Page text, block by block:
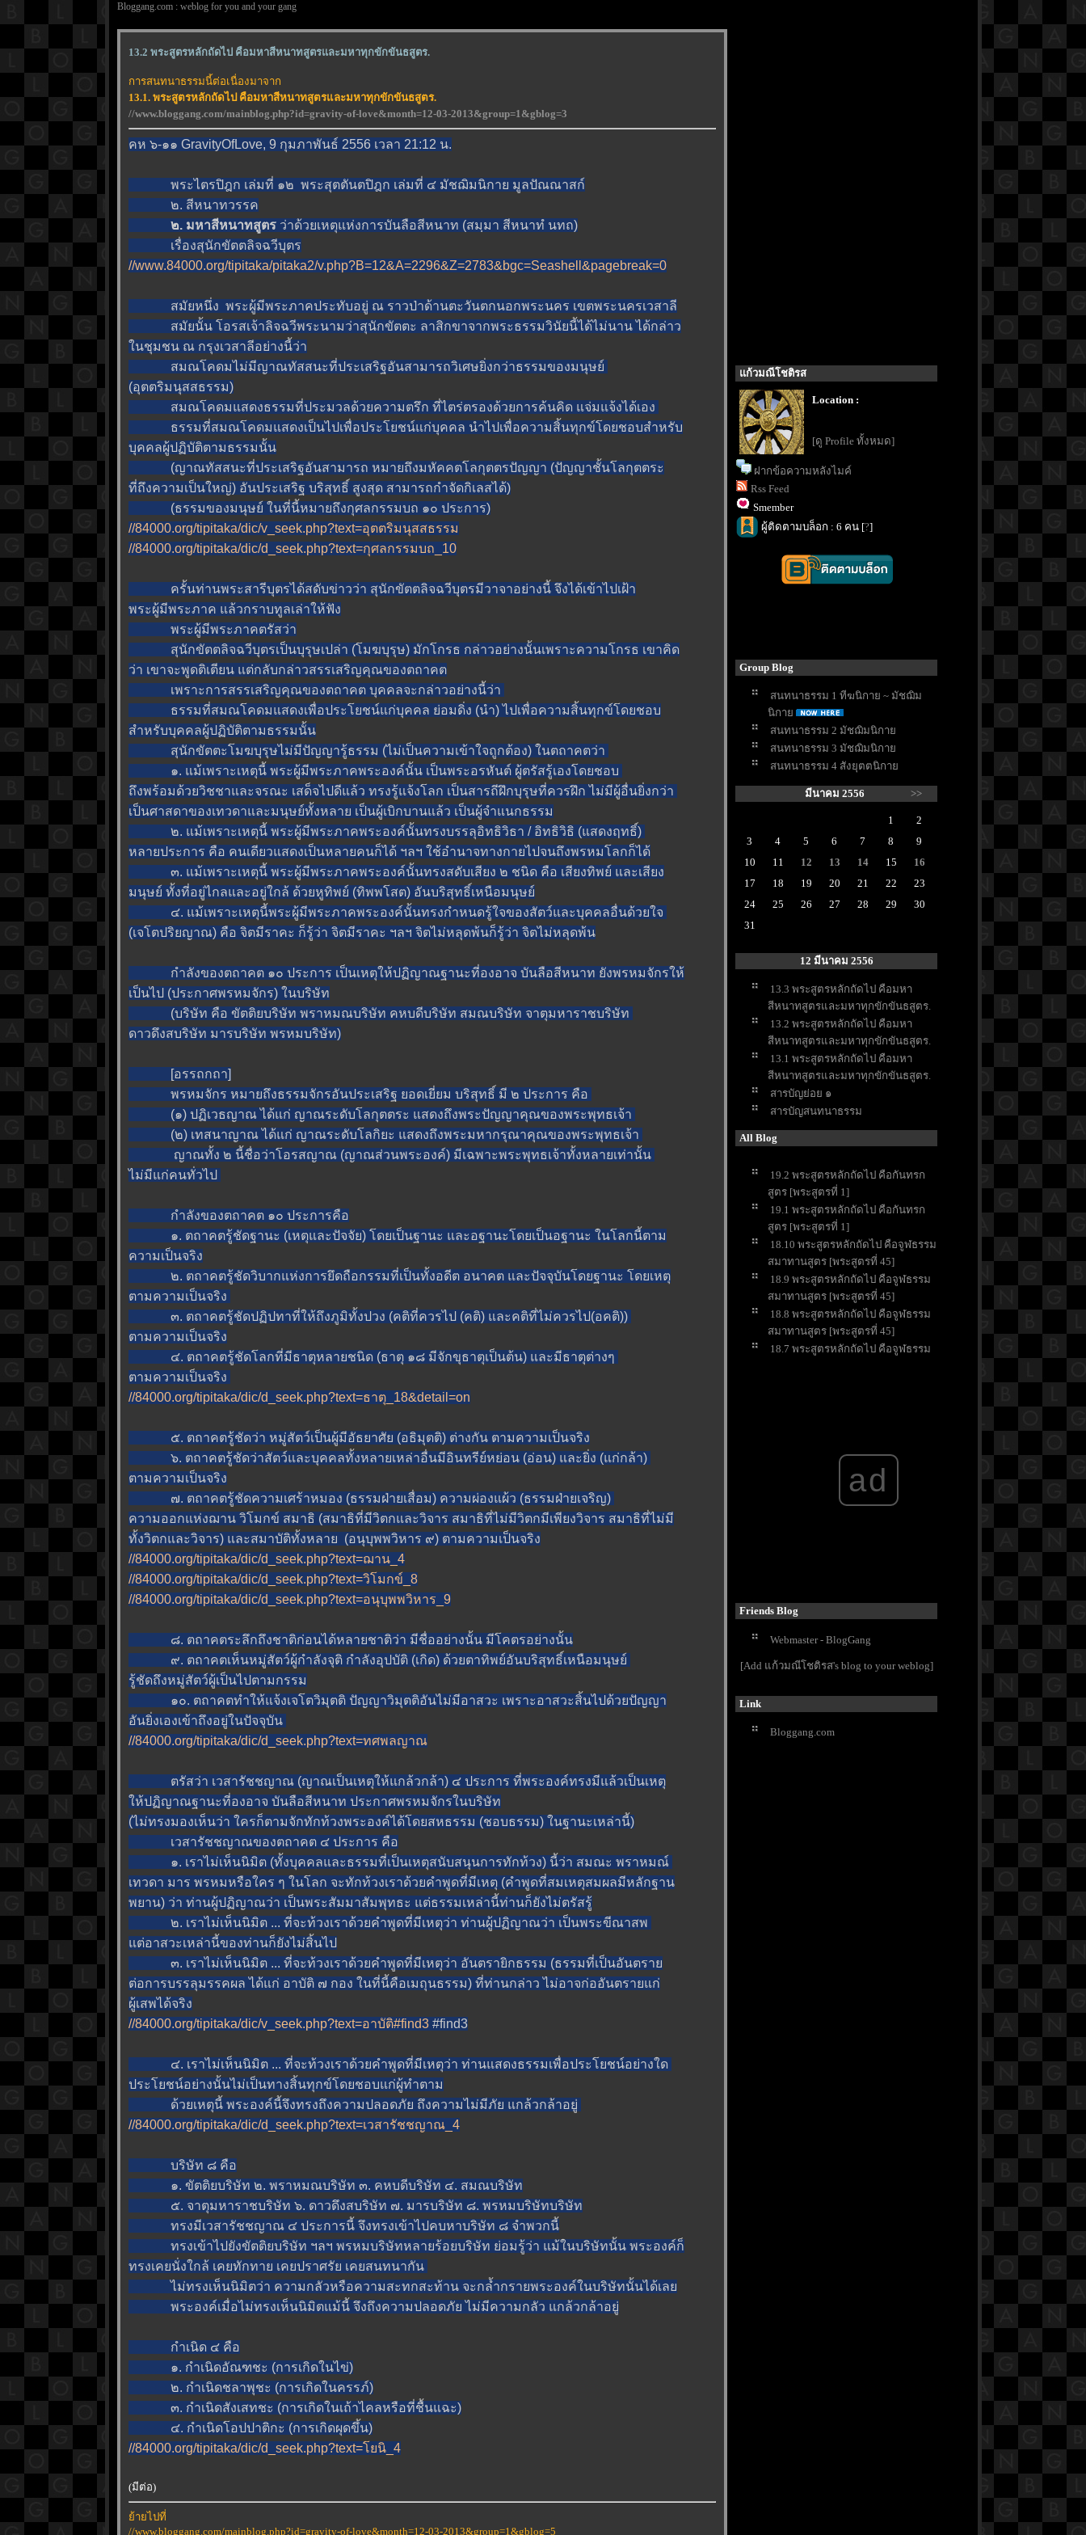
Bloggang.com : weblog for you and your gang
13.2 พระสูตรหลักถัดไป คือมหาสีหนาทสูตรและมหาทุกขักขันธสูตร.
การสนทนาธรรมนี้ต่อเนื่องมาจาก
13.1. พระสูตรหลักถัดไป คือมหาสีหนาทสูตรและมหาทุกขักขันธสูตร.
//www.bloggang.com/mainblog.php?id=gravity-of-love&month=12-03-2013&group=1&gblog=3
คห ๖-๑๑ GravityOfLove, 9 กุมภาพันธ์ 2556 เวลา 21:12 น.
พระไตรปิฎก เล่มที่ ๑๒ พระสุตตันตปิฎก เล่มที่ ๔ มัชฌิมนิกาย มูลปัณณาสก์
๒. สีหนาทวรรค
๒. มหาสีหนาทสูตร ว่าด้วยเหตุแห่งการบันลือสีหนาท (สมฺมา สีหนาทํ นทถ)
เรื่องสุนักขัตตลิจฉวีบุตร
//www.84000.org/tipitaka/pitaka2/v.php?B=12&A=2296&Z=2783&bgc=Seashell&pagebreak=0
สมัยหนึ่ง พระผู้มีพระภาคประทับอยู่ ณ ราวป่าด้านตะวันตกนอกพระนคร เขตพระนครเวสาลี
สมัยนั้น โอรสเจ้าลิจฉวีพระนามว่าสุนักขัตตะ ลาสิกขาจากพระธรรมวินัยนี้ได้ไม่นาน ได้กล่าว
นชุมชน ณ กรุงเวสาลีอย่างนี้ว่า
สมณโคดมไม่มีญาณทัสสนะที่ประเสริฐอันสามารถวิเศษยิ่งกว่าธรรมของมนุษย์
(อุตตริมนุสสธรรม)
สมณโคดมแสดงธรรมที่ประมวลด้วยความตรึก ที่ไตร่ตรองด้วยการค้นคิด แจ่มแจ้งได้เอง
ธรรมที่สมณโคดมแสดงเป็นไปเพื่อประโยชน์แก่บุคคล นำไปเพื่อความสิ้นทุกข์โดยชอบสำหรับ
บุคคลผู้ปฏิบัติตามธรรมนั้น
(ญาณทัสสนะที่ประเสริฐอันสามารถ หมายถึงมหัคคตโลกุตตรปัญญา (ปัญญาชั้นโลกุตตระ
ที่ถึงความเป็นใหญ่) อันประเสริฐ บริสุทธิ์ สูงสุด สามารถกำจัดกิเลสได้)
(ธรรมของมนุษย์ ในที่นี้หมายถึงกุศลกรรมบถ ๑๐ ประการ)
//84000.org/tipitaka/dic/v_seek.php?text=อุตตริมนุสสธรรม
//84000.org/tipitaka/dic/d_seek.php?text=กุศลกรรมบถ_10
ครั้นท่านพระสารีบุตรได้สดับข่าวว่า สุนักขัตตลิจฉวีบุตรมีวาจาอย่างนี้ จึงได้เข้าไปเฝ้า
พระผู้มีพระภาค แล้วกราบทูลเล่าให้ฟัง
พระผู้มีพระภาคตรัสว่า
สุนักขัตตลิจฉวีบุตรเป็นบุรุษเปล่า (โมฆบุรุษ) มักโกรธ กล่าวอย่างนั้นเพราะความโกรธ เขาคิด
ว่า เขาจะพูดติเตียน แต่กลับกล่าวสรรเสริญคุณของตถาคต
เพราะการสรรเสริญคุณของตถาคต บุคคลจะกล่าวอย่างนี้ว่า
ธรรมที่สมณโคดมแสดงเพื่อประโยชน์แก่บุคคล ย่อมดิ่ง (นำ) ไปเพื่อความสิ้นทุกข์โดยชอบ
สำหรับบุคคลผู้ปฏิบัติตามธรรมนั้น
สุนักขัตตะโมฆบุรุษไม่มีปัญญารู้ธรรม (ไม่เป็นความเข้าใจถูกต้อง) ในตถาคตว่า
๑. แม้เพราะเหตุนี้ พระผู้มีพระภาคพระองค์นั้น เป็นพระอรหันต์ ผู้ตรัสรู้เองโดยชอบ
ถึงพร้อมด้วยวิชชาและจรณะ เสด็จไปดีแล้ว ทรงรู้แจ้งโลก เป็นสารถีฝึกบุรุษที่ควรฝึก ไม่มีผู้อื่นยิ่งกว่า
เป็นศาสดาของเทวดาและมนุษย์ทั้งหลาย เป็นผู้เบิกบานแล้ว เป็นผู้จำแนกธรรม
๒. แม้เพราะเหตุนี้ พระผู้มีพระภาคพระองค์นั้นทรงบรรลุอิทธิวิธา / อิทธิวิธิ (แสดงฤทธิ์)
หลายประการ คือ คนเดียวแสดงเป็นหลายคนก็ได้ ฯลฯ ใช้อำนาจทางกายไปจนถึงพรหมโลกก็ได้
๓. แม้เพราะเหตุนี้ พระผู้มีพระภาคพระองค์นั้นทรงสดับเสียง ๒ ชนิด คือ เสียงทิพย์ และเสียง
มนุษย์ ทั้งที่อยู่ไกลและอยู่ใกล้ ด้วยหูทิพย์ (ทิพพโสต) อันบริสุทธิ์เหนือมนุษย์
๔. แม้เพราะเหตุนี้พระผู้มีพระภาคพระองค์นั้นทรงกำหนดรู้ใจของสัตว์และบุคคลอื่นด้วยใจ
(เจโตปริยญาณ) คือ จิตมีราคะ ก็รู้ว่า จิตมีราคะ ฯลฯ จิตไม่หลุดพ้นก็รู้ว่า จิตไม่หลุดพ้น
กำลังของตถาคต ๑๐ ประการ เป็นเหตุให้ปฏิญาณฐานะที่องอาจ บันลือสีหนาท ยังพรหมจักรให้
เป็นไป (ประกาศพรหมจักร) ในบริษัท
(บริษัท คือ ขัตติยบริษัท พราหมณบริษัท คหบดีบริษัท สมณบริษัท จาตุมหาราชบริษัท
ดาวดึงสบริษัท มารบริษัท พรหมบริษัท)
[อรรถกถา]
พรหมจักร หมายถึงธรรมจักรอันประเสริฐ ยอดเยี่ยม บริสุทธิ์ มี ๒ ประการ คือ
(๑) ปฏิเวธญาณ ได้แก่ ญาณระดับโลกุตตระ แสดงถึงพระปัญญาคุณของพระพุทธเจ้า
(๒) เทสนาญาณ ได้แก่ ญาณระดับโลกิยะ แสดงถึงพระมหากรุณาคุณของพระพุทธเจ้า
ญาณทั้ง ๒ นี้ชื่อว่าโอรสญาณ (ญาณส่วนพระองค์) มีเฉพาะพระพุทธเจ้าทั้งหลายเท่านั้น
ไม่มีแก่คนทั่วไป
กำลังของตถาคต ๑๐ ประการคือ
๑. ตถาคตรู้ชัดฐานะ (เหตุและปัจจัย) โดยเป็นฐานะ และอฐานะโดยเป็นอฐานะ ในโลกนี้ตาม
ความเป็นจริง
๒. ตถาคตรู้ชัดวิบากแห่งการยึดถือกรรมที่เป็นทั้งอดีต อนาคต และปัจจุบันโดยฐานะ โดยเหตุ
ตามความเป็นจริง
๓. ตถาคตรู้ชัดปฏิปทาที่ให้ถึงภูมิทั้งปวง (คติที่ควรไป (คติ) และคติที่ไม่ควรไป(อคติ))
ตามความเป็นจริง
๔. ตถาคตรู้ชัดโลกที่มีธาตุหลายชนิด (ธาตุ ๑๘ มีจักขุธาตุเป็นต้น) และมีธาตุต่างๆ
ตามความเป็นจริง
//84000.org/tipitaka/dic/d_seek.php?text=ธาตุ_18&detail=on
๕. ตถาคตรู้ชัดว่า หมู่สัตว์เป็นผู้มีอัธยาศัย (อธิมุตติ) ต่างกัน ตามความเป็นจริง
๖. ตถาคตรู้ชัดว่าสัตว์และบุคคลทั้งหลายเหล่าอื่นมีอินทรีย์หย่อน (อ่อน) และยิ่ง (แก่กล้า)
ตามความเป็นจริง
๗. ตถาคตรู้ชัดความเศร้าหมอง (ธรรมฝ่ายเสื่อม) ความผ่องแผ้ว (ธรรมฝ่ายเจริญ)
ความออกแห่งฌาน วิโมกข์ สมาธิ (สมาธิที่มีวิตกและวิจาร สมาธิที่ไม่มีวิตกมีเพียงวิจาร สมาธิที่ไม่มี
ทั้งวิตกและวิจาร) และสมาบัติทั้งหลาย (อนุบุพพวิหาร ๙) ตามความเป็นจริง
//84000.org/tipitaka/dic/d_seek.php?text=ฌาน_4
//84000.org/tipitaka/dic/d_seek.php?text=วิโมกข์_8
//84000.org/tipitaka/dic/d_seek.php?text=อนุบุพพวิหาร_9
๘. ตถาคตระลึกถึงชาติก่อนได้หลายชาติว่า มีชื่ออย่างนั้น มีโคตรอย่างนั้น
๙. ตถาคตเห็นหมู่สัตว์ผู้กำลังจุติ กำลังอุปบัติ (เกิด) ด้วยตาทิพย์อันบริสุทธิ์เหนือมนุษย์
รู้ชัดถึงหมู่สัตว์ผู้เป็นไปตามกรรม
๑๐. ตถาคตทำให้แจ้งเจโตวิมุตติ ปัญญาวิมุตติอันไม่มีอาสวะ เพราะอาสวะสิ้นไปด้วยปัญญา
อันยิ่งเองเข้าถึงอยู่ในปัจจุบัน
//84000.org/tipitaka/dic/d_seek.php?text=ทศพลญาณ
ตรัสว่า เวสารัชชญาณ (ญาณเป็นเหตุให้แกล้วกล้า) ๔ ประการ ที่พระองค์ทรงมีแล้วเป็นเหตุ
ห้ปฏิญาณฐานะที่องอาจ บันลือสีหนาท ประกาศพรหมจักรในบริษัท
(ไม่ทรงมองเห็นว่า ใครก็ตามจักทักท้วงพระองค์ได้โดยสหธรรม (ชอบธรรม) ในฐานะเหล่านี้)
เวสารัชชญาณของตถาคต ๔ ประการ คือ
๑. เราไม่เห็นนิมิต (ทั้งบุคคลและธรรมที่เป็นเหตุสนับสนุนการทักท้วง) นี้ว่า สมณะ พราหมณ์
เทวดา มาร พรหมหรือใคร ๆ ในโลก จะทักท้วงเราด้วยคำพูดที่มีเหตุ (คำพูดที่สมเหตุสมผลมีหลักฐาน
พยาน) ว่า ท่านผู้ปฏิญาณว่า เป็นพระสัมมาสัมพุทธะ แต่ธรรมเหล่านี้ท่านก็ยังไม่ตรัสรู้
๒. เราไม่เห็นนิมิต ... ที่จะท้วงเราด้วยคำพูดที่มีเหตุว่า ท่านผู้ปฏิญาณว่า เป็นพระขีณาสพ
ต่อาสวะเหล่านี้ของท่านก็ยังไม่สิ้นไป
๓. เราไม่เห็นนิมิต ... ที่จะท้วงเราด้วยคำพูดที่มีเหตุว่า อันตรายิกธรรม (ธรรมที่เป็นอันตรา
ต่อการบรรลุมรรคผล ได้แก่ อาบัติ ๗ กอง ในที่นี้คือเมถุนธรรม) ที่ท่านกล่าว ไม่อาจก่ออันตรายแก่
ผู้เสพได้จริง
//84000.org/tipitaka/dic/v_seek.php?text=อาบัติ#find3 #find3
๔. เราไม่เห็นนิมิต ... ที่จะท้วงเราด้วยคำพูดที่มีเหตุว่า ท่านแสดงธรรมเพื่อประโยชน์อย่างใด
ประโยชน์อย่างนั้นไม่เป็นทางสิ้นทุกข์โดยชอบแก่ผู้ทำตาม
ด้วยเหตุนี้ พระองค์นี้จึงทรงถึงความปลอดภัย ถึงความไม่มีภัย แกล้วกล้าอยู่
//84000.org/tipitaka/dic/d_seek.php?text=เวสารัชชญาณ_4
บริษัท ๘ คือ
๑. ขัตติยบริษัท ๒. พราหมณบริษัท ๓. คหบดีบริษัท ๔. สมณบริษัท
๕. จาตุมหาราชบริษัท ๖. ดาวดึงสบริษัท ๗. มารบริษัท ๘. พรหมบริษัทบริษัท
ทรงมีเวสารัชชญาณ ๔ ประการนี้ จึงทรงเข้าไปคบหาบริษัท ๘ จำพวกนี้
ทรงเข้าไปยังขัตติยบริษัท ฯลฯ พรหมบริษัทหลายร้อยบริษัท ย่อมรู้ว่า แม้ในบริษัทนั้น พระองค์ก็
ทรงเคยนั่งใกล้ เคยทักทาย เคยปราศรัย เคยสนทนากัน
ไม่ทรงเห็นนิมิตว่า ความกลัวหรือความสะทกสะท้าน จะกล้ำกรายพระองค์ในบริษัทนั้นได้เล
พระองค์เมื่อไม่ทรงเห็นนิมิตแม้นี้ จึงถึงความปลอดภัย ไม่มีความกลัว แกล้วกล้าอยู่
กำเนิด ๔ คือ
๑. กำเนิดอัณฑชะ (การเกิดในไข่)
๒. กำเนิดชลาพุชะ (การเกิดในครรภ์)
๓. กำเนิดสังเสทชะ (การเกิดในเถ้าไคลหรือที่ชื้นแฉะ)
๔. กำเนิดโอปปาติกะ (การเกิดผุดขึ้น)
//84000.org/tipitaka/dic/d_seek.php?text=โยนิ_4
(มีต่อ)
้ายไปที่
//www.bloggang.com/mainblog.php?id=gravity-of-love&month=12-03-2013&group=1&gblog=5
ก้วมณีโชติรส
Location :
[ดู Profile ทั้งหมด]
ฝากข้อความหลังไมค์
Rss Feed
Smember
ผู้ติดตามบล็อก : 6 คน [?]
Group Blog
สนทนาธรรม 1 ทีฆนิกาย ~ มัชฌิม
นิกา
สนทนาธรรม 2 มัชฌิมนิกา
สนทนาธรรม 3 มัชฌิมนิกา
สนทนาธรรม 4 สังยุตตนิกา
มีนาคม 2556 >>
1
2
3
4 5 6 7 8
9
10
11 12 13 14 15
16
17
18 19 20 21 22
23
24
25 26 27 28 29
30
31
12 มีนาคม 2556
13.3 พระสูตรหลักถัดไป คือมหา
สีหนาทสูตรและมหาทุกขักขันธสูตร.
13.2 พระสูตรหลักถัดไป คือมหา
สีหนาทสูตรและมหาทุกขักขันธสูตร.
13.1 พระสูตรหลักถัดไป คือมหา
สีหนาทสูตรและมหาทุกขักขันธสูตร.
สารบัญย่อย ๑
สารบัญสนทนาธรรม
All Blog
19.2 พระสูตรหลักถัดไป คือกันทรก
สูตร [พระสูตรที่ 1]
19.1 พระสูตรหลักถัดไป คือกันทรก
สูตร [พระสูตรที่ 1]
18.10 พระสูตรหลักถัดไป คือจูฬธรรม
สมาทานสูตร [พระสูตรที่ 45]
18.9 พระสูตรหลักถัดไป คือจูฬธรรม
สมาทานสูตร [พระสูตรที่ 45]
18.8 พระสูตรหลักถัดไป คือจูฬธรรม
สมาทานสูตร [พระสูตรที่ 45]
18.7 พระสูตรหลักถัดไป คือจูฬธรรม
18.4 พระสูตรหลักถัดไป คือจูฬธรรม
สมาทานสูตร [พระสูตรที่ 45]
18.3 พระสูตรหลักถัดไป คือจูฬธรรม
สมาทานสูตร [พระสูตรที่ 45]
17.12 พระสูตรหลักถัดไป คือมหา
17.11 พระสูตรหลักถัดไป คือมหา
ตัณหาสังขยสูตร
ตัณหาสังขยสูตร
17.9 พระสูตรหลักถัดไป คือมหา
ตัณหาสังขยสูตร
ad
Friends Blog
Webmaster - BlogGang
[Add แก้วมณีโชติรส's blog to your weblog]
Link
Bloggang.com